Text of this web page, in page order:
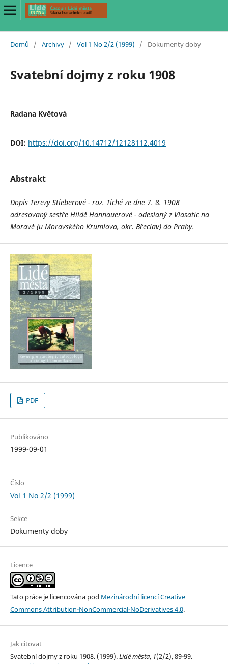
Domů / Archivy / Vol 1 No 2/2 (1999) / Dokumenty doby
Svatební dojmy z roku 1908
Radana Květová
DOI: https://doi.org/10.14712/12128112.4019
Abstrakt
Dopis Terezy Stieberové - roz. Tiché ze dne 7. 8. 1908
adresovaný sestře Hildě Hannauerové - odeslaný z Vlasatic na
Moravě (u Moravského Krumlova, okr. Břeclav) do Prahy.
PDF
Publikováno
1999-09-01
Číslo
Vol 1 No 2/2 (1999)
Sekce
Dokumenty doby
Licence
Tato práce je licencována pod Mezinárodní licencí Creative
Commons Attribution-NonCommercial-NoDerivatives 4.0.
Jak citovat
Svatební dojmy z roku 1908. (1999).Lidé města, 1(2/2), 89-99.